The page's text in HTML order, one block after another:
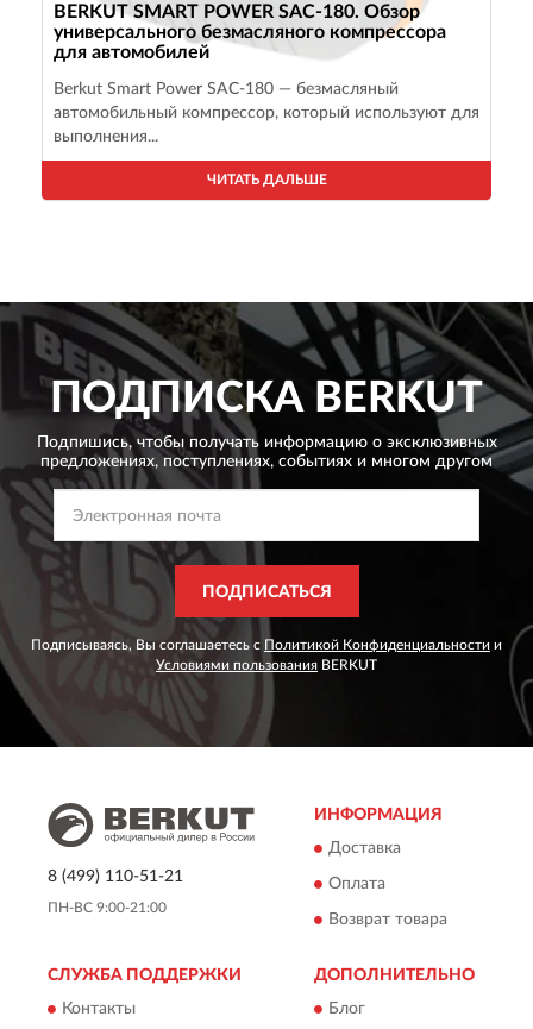
BERKUT SMART POWER SAC-180. Обзор
универсального безмасляного компрессора
для автомобилей
Berkut Smart Power SAC-180 — безмасляный
автомобильный компрессор, который используют для
выполнения...
ЧИТАТЬ ДАЛЬШЕ
ПОДПИСКА BERKUT
Подпишись, чтобы получать информацию о эксклюзивных
предложениях, поступлениях, событиях и многом другом
ПОДПИСАТЬСЯ
Подписываясь, Вы соглашаетесь с Политикой Конфиденциальности и
Условиями пользования BERKUT
8 (499) 110-51-21
ПН-ВС 9:00-21:00
ИНФОРМАЦИЯ
Доставка
Оплата
Возврат товара
СЛУЖБА ПОДДЕРЖКИ
Контакты
ДОПОЛНИТЕЛЬНО
Блог